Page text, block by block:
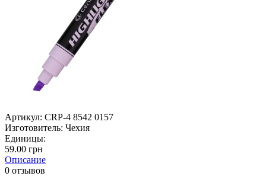
Артикул: CRP-4 8542 0157
Изготовитель: Чехия
Единицы:
59.00 грн
Описание
0 отзывов